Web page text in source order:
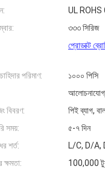
UL ROHS
৩৩৩ সিরিজ
প্রোডাক্ট
পরিমাণ:
১০০০ পিসি
বিবরণ:
পিই ব্যাগ,
সময়:
৫-৭ দিন
শর্ত:
L/C, D/A,
ক্ষমতা:
100,000